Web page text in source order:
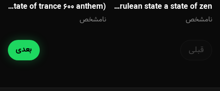
Reply - A cerulean state a state of zen
نامشخص
Reply - A cerulean state the expedition(a state of trance 600 anthem)(ویتنس ورژن)
نامشخص
قبلی بعدی